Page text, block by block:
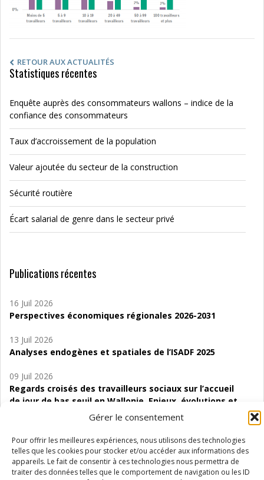
Gérer le consentement
Pour offrir les meilleures expériences, nous utilisons des technologies
telles que les cookies pour stocker et/ou accéder aux informations des
appareils. Le fait de consentir à ces technologies nous permettra de
traiter des données telles que le comportement de navigation ou les ID
RETOUR AUX ACTUALITÉS
Statistiques récentes
Enquête auprès des consommateurs wallons – indice de la
confiance des consommateurs
Taux d’accroissement de la population
Valeur ajoutée du secteur de la construction
Sécurité routière
Écart salarial de genre dans le secteur privé
Publications récentes
16 Juil 2026
Perspectives économiques régionales 2026-2031
13 Juil 2026
Analyses endogènes et spatiales de l’ISADF 2025
09 Juil 2026
Regards croisés des travailleurs sociaux sur l’accueil
de jour de bas seuil en Wallonie. Enjeux, évolutions et
06 Juil 2026
Étude d’évaluabilité des Structures
d’accompagnement à l’autocréation d’emploi (SAACE)